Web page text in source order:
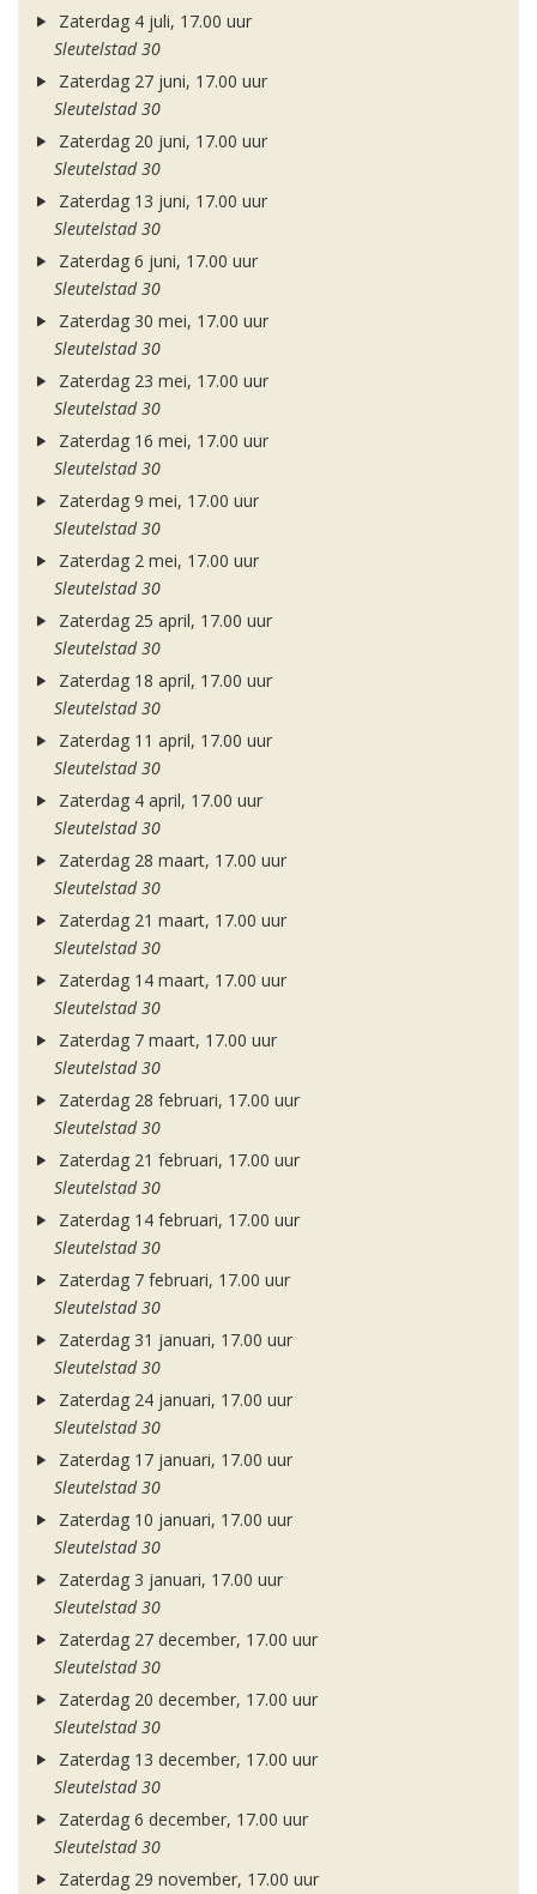
Zaterdag 4 juli, 17.00 uur
Sleutelstad 30
Zaterdag 27 juni, 17.00 uur
Sleutelstad 30
Zaterdag 20 juni, 17.00 uur
Sleutelstad 30
Zaterdag 13 juni, 17.00 uur
Sleutelstad 30
Zaterdag 6 juni, 17.00 uur
Sleutelstad 30
Zaterdag 30 mei, 17.00 uur
Sleutelstad 30
Zaterdag 23 mei, 17.00 uur
Sleutelstad 30
Zaterdag 16 mei, 17.00 uur
Sleutelstad 30
Zaterdag 9 mei, 17.00 uur
Sleutelstad 30
Zaterdag 2 mei, 17.00 uur
Sleutelstad 30
Zaterdag 25 april, 17.00 uur
Sleutelstad 30
Zaterdag 18 april, 17.00 uur
Sleutelstad 30
Zaterdag 11 april, 17.00 uur
Sleutelstad 30
Zaterdag 4 april, 17.00 uur
Sleutelstad 30
Zaterdag 28 maart, 17.00 uur
Sleutelstad 30
Zaterdag 21 maart, 17.00 uur
Sleutelstad 30
Zaterdag 14 maart, 17.00 uur
Sleutelstad 30
Zaterdag 7 maart, 17.00 uur
Sleutelstad 30
Zaterdag 28 februari, 17.00 uur
Sleutelstad 30
Zaterdag 21 februari, 17.00 uur
Sleutelstad 30
Zaterdag 14 februari, 17.00 uur
Sleutelstad 30
Zaterdag 7 februari, 17.00 uur
Sleutelstad 30
Zaterdag 31 januari, 17.00 uur
Sleutelstad 30
Zaterdag 24 januari, 17.00 uur
Sleutelstad 30
Zaterdag 17 januari, 17.00 uur
Sleutelstad 30
Zaterdag 10 januari, 17.00 uur
Sleutelstad 30
Zaterdag 3 januari, 17.00 uur
Sleutelstad 30
Zaterdag 27 december, 17.00 uur
Sleutelstad 30
Zaterdag 20 december, 17.00 uur
Sleutelstad 30
Zaterdag 13 december, 17.00 uur
Sleutelstad 30
Zaterdag 6 december, 17.00 uur
Sleutelstad 30
Zaterdag 29 november, 17.00 uur